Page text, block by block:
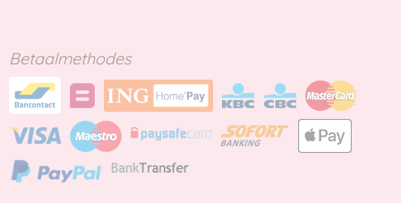
Betaalmethodes